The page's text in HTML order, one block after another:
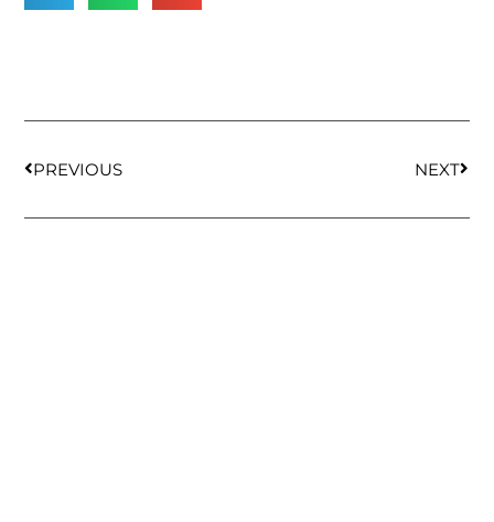
PREVIOUS NEXT